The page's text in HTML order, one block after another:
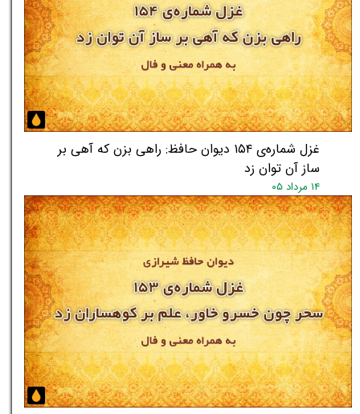
غزل شماره‌ی ۱۵۴ دیوان حافظ: راهی بزن که آهی بر
ساز آن توان زد
۱۴ مرداد ۰۵